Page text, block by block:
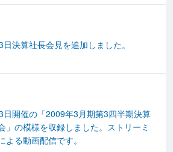
日決算社長会見を追加しました。
日開催の「2009年3月期第3四半期決算
」の模様を収録しました。ストリーミ
よる動画配信です。